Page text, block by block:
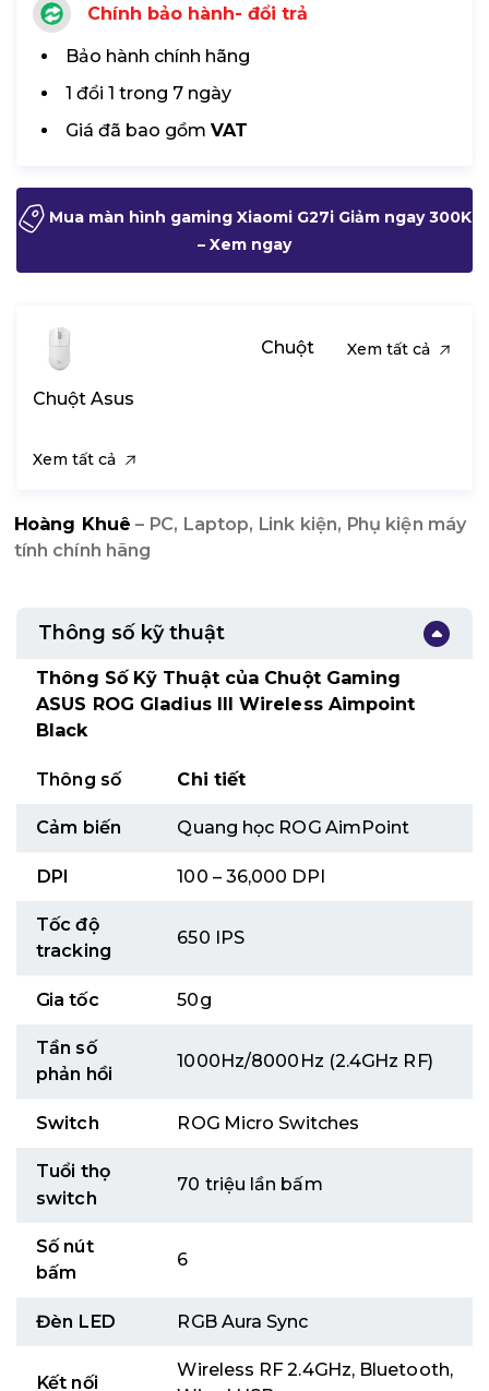
Chính bảo hành- đổi trả
Bảo hành chính hãng
1 đổi 1 trong 7 ngày
Giá đã bao gồm VAT
Mua màn hình gaming Xiaomi G27i Giảm ngay 300K
– Xem ngay
Chuột Xem tất cả
Chuột Asus
Xem tất cả
Hoàng Khuê – PC, Laptop, Link kiện, Phụ kiện máy
tính chính hãng
Thông số kỹ thuật
Thông Số Kỹ Thuật của Chuột Gaming
ASUS ROG Gladius III Wireless Aimpoint
Black
Thông số Chi tiết
Cảm biến Quang học ROG AimPoint
DPI 100 – 36,000 DPI
Tốc độ
tracking
650 IPS
Gia tốc 50g
Tần số
phản hồi
1000Hz/8000Hz (2.4GHz RF)
Switch ROG Micro Switches
Tuổi thọ
switch
70 triệu lần bấm
Số nút
bấm
6
Đèn LED RGB Aura Sync
Kết nối
Wireless RF 2.4GHz, Bluetooth,